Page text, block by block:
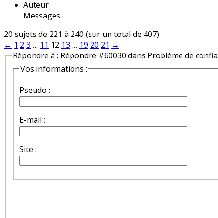
Auteur
Messages
20 sujets de 221 à 240 (sur un total de 407)
← 1 2 3 … 11 12 13 … 19 20 21 →
Répondre à : Répondre #60030 dans Problème de
Vos informations :
Pseudo :
E-mail :
Site :